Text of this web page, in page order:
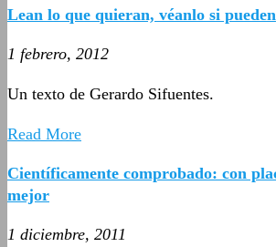
Lean lo que quieran, véanlo si pueden
1 febrero, 2012
Un texto de Gerardo Sifuentes.
Read More
Científicamente comprobado: con
mejor
1 diciembre, 2011